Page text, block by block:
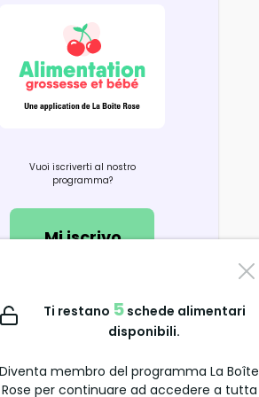
Vuoi iscriverti al nostro
programma?
Mi iscrivo
Contattaci
support@alimentation-
Ti restano 5schede alimentari
disponibili.
Diventa membro del programma La Boîte
Rose per continuare ad accedere a tutta